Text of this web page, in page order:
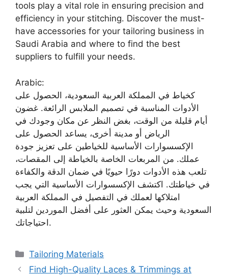
tools play a vital role in ensuring precision and
efficiency in your stitching. Discover the must-
have accessories for your tailoring business in
Saudi Arabia and where to find the best
suppliers to fulfill your needs.
Arabic:
كخياط في المملكة العربية السعودية، الحصول على
الأدوات المناسبة في تصميم الملابس الرائعة. غضون
أيام قليلة من الوقت، بغض النظر عن مكان وجودك في
الرياض أو مدينة أخرى، يساعد الحصول على
الإكسسوارات الأساسية للخياطين على تعزيز جودة
عملك. من المربعات الخاصة بالخياطة إلى المقصات،
تلعب هذه الأدوات دورًا حيويًا في ضمان الدقة والكفاءة
في خياطتك. اكتشف الإكسسوارات الأساسية التي يجب
امتلاكها لعملك في التفصيل في المملكة العربية
السعودية وحيث يمكن العثور على أفضل الموردين لتلبية
احتياجاتك.
Categories
Tailoring Materials
Find High-Quality Laces & Trimmings at